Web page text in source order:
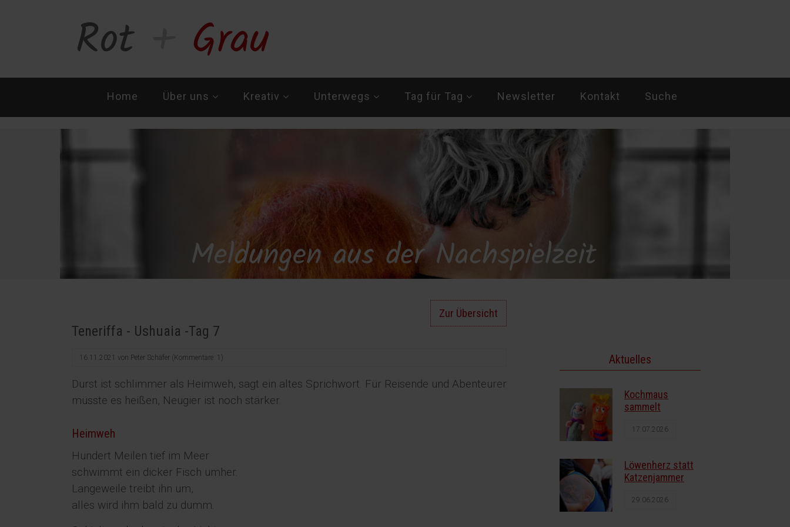
Navigation
Home Über uns Kreativ Unterwegs Tag für Tag Newsletter Kontakt Suche
Zur Übersicht
Teneriffa - Ushuaia -Tag 7
16.11.2021 von Peter Schäfer (Kommentare: 1)
Durst ist schlimmer als Heimweh, sagt ein altes Sprichwort. Für Reisende und Abenteurer
müsste es heißen, Neugier ist noch stärker.
Heimweh
Hundert Meilen tief im Meer
schwimmt ein dicker Fisch umher.
Langeweile treibt ihn um,
alles wird ihm bald zu dumm.
Aktuelles
Kochmaus
sammelt
17.07.2026
Löwenherz statt
Katzenjammer
29.06.2026